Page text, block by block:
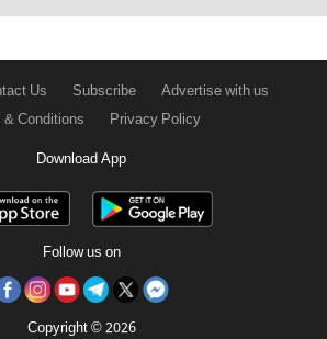
Us Subscribe
Advertise with us
& Conditions
Privacy Policy
Download App
Follow us on
Copyright © 2026